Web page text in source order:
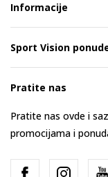
Informacije
Sport Vision
Pratite nas
Pratite nas ovde i
promocijama i